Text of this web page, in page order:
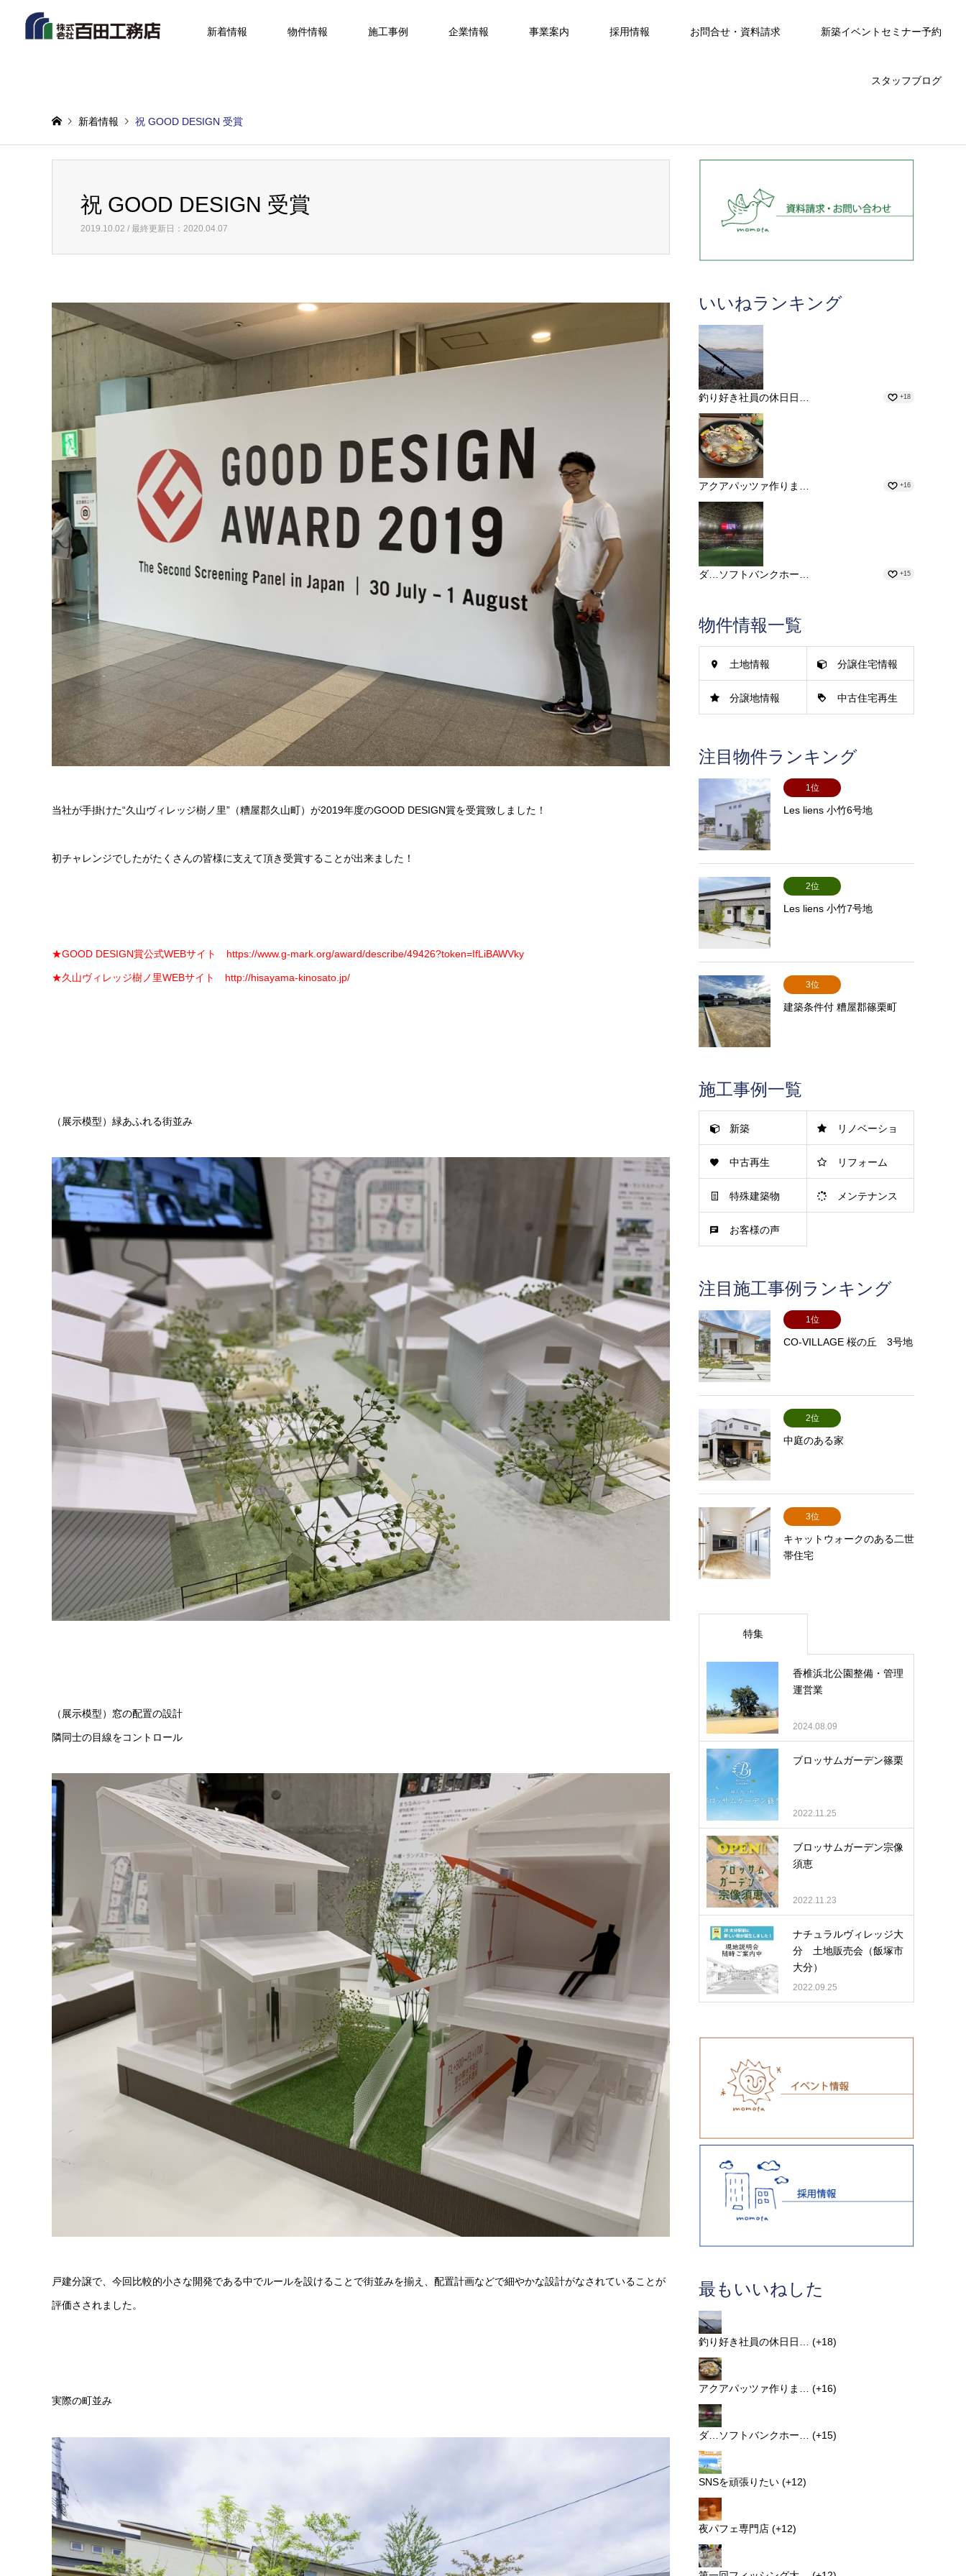
新着情報 物件情報 施工事例 企業情報 事業案内 採用情報 お問合せ・資料請求 新築イベントセミナー予約
スタッフブログ
新着情報 祝 GOOD DESIGN 受賞
祝 GOOD DESIGN 受賞
2019.10.02 / 最終更新日：2020.04.07
当社が手掛けた“久山ヴィレッジ樹ノ里”（糟屋郡久山町）が2019年度のGOOD DESIGN賞を受賞致しました！
初チャレンジでしたがたくさんの皆様に支えて頂き受賞することが出来ました！
★GOOD DESIGN賞公式WEBサイト https://www.g-mark.org/award/describe/49426?token=IfLiBAWVky
★久山ヴィレッジ樹ノ里WEBサイト http://hisayama-kinosato.jp/
（展示模型）緑あふれる街並み
（展示模型）窓の配置の設計
隣同士の目線をコントロール
戸建分譲で、今回比較的小さな開発である中でルールを設けることで街並みを揃え、配置計画などで細やかな設計がなされていることが
評価さされました。
実際の町並み
いいねランキング
釣り好き社員の休日日… +18
アクアパッツァ作りま… +16
ダ…ソフトバンクホー… +15
物件情報一覧
土地情報 分譲住宅情報
分譲地情報 中古住宅再生
注目物件ランキング
1位
Les liens 小竹6号地
2位
Les liens 小竹7号地
3位
建築条件付 糟屋郡篠栗町
施工事例一覧
新築 リノベーショ
ン
中古再生 リフォーム
特殊建築物 メンテナンス
お客様の声
注目施工事例ランキング
1位
CO-VILLAGE 桜の丘 3号地
2位
中庭のある家
3位
キャットウォークのある二世
帯住宅
特集
香椎浜北公園整備・管理
運営業
2024.08.09
ブロッサムガーデン篠栗
2022.11.25
ブロッサムガーデン宗像
須恵
2022.11.23
ナチュラルヴィレッジ大
分 土地販売会（飯塚市
大分）
2022.09.25
最もいいねした
釣り好き社員の休日日… +18
アクアパッツァ作りま… +16
ダ…ソフトバンクホー… +15
SNSを頑張りたい +12
夜パフェ専門店 +12